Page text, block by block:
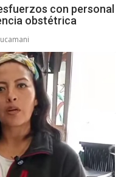
con personal
obstétrica